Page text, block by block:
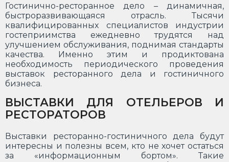
Гостинично-ресторанное дело – динамичная,
быстроразвивающаяся отрасль. Тысячи
квалифицированных специалистов индустрии
гостеприимства ежедневно трудятся над
улучшением обслуживания, поднимая стандарты
качества. Именно этим и продиктована
необходимость периодического проведения
выставок ресторанного дела и гостиничного
бизнеса.
ВЫСТАВКИ ДЛЯ ОТЕЛЬЕРОВ И
РЕСТОРАТОРОВ
Выставки ресторанно-гостиничного дела будут
интересны и полезны всем, кто не хочет остаться
за «информационным бортом». Такие